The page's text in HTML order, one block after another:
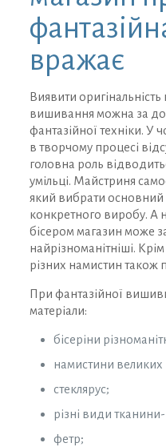
вражає
Виявити
вишивання можна за
фантазійної техніки. У
в творчому процесі
головна роль
умільці. Майстриня
який вибрати основний
конкретного виробу. А
бісером магазин може
найрізноманітніші.
різних намистин також
При фантазійної
матеріали:
бісеріни
намистини великих
стеклярус;
різні види
фетр;